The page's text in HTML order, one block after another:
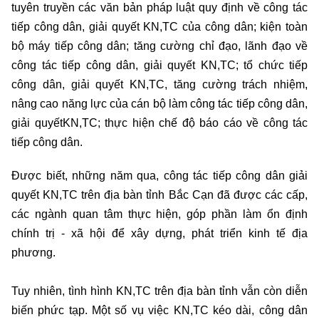
tuyên truyền các văn bản pháp luật quy định về công tác
tiếp công dân, giải quyết KN,TC của công dân; kiện toàn
bộ máy tiếp công dân; tăng cường chỉ đạo, lãnh đạo về
công tác tiếp công dân, giải quyết KN,TC; tổ chức tiếp
công dân, giải quyết KN,TC, tăng cường trách nhiệm,
nâng cao năng lực của cán bộ làm công tác tiếp công dân,
giải quyếtKN,TC; thực hiện chế độ báo cáo về công tác
tiếp công dân.
Được biết, những năm qua, công tác tiếp công dân giải
quyết KN,TC trên địa bàn tỉnh Bắc Cạn đã được các cấp,
các ngành quan tâm thực hiện, góp phần làm ổn định
chính trị - xã hội để xây dựng, phát triển kinh tế địa
phương.
Tuy nhiên, tình hình KN,TC trên địa bàn tỉnh vẫn còn diễn
biến phức tạp. Một số vụ việc KN,TC kéo dài, công dân